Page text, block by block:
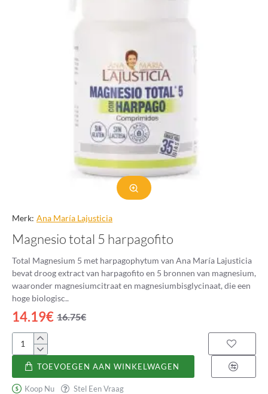
Merk: Ana Marí­a Lajusticia
Magnesio total 5 harpagofito
Total Magnesium 5 met harpagophytum van Ana María Lajusticia
bevat droog extract van harpagofito en 5 bronnen van magnesium,
waaronder magnesiumcitraat en magnesiumbisglycinaat, die een
hoge biologisc..
14.19€ 16.75€
Magnesio
total
harpagofito
TOEVOEGEN AAN WINKELWAGEN
Koop Nu Stel Een Vraag